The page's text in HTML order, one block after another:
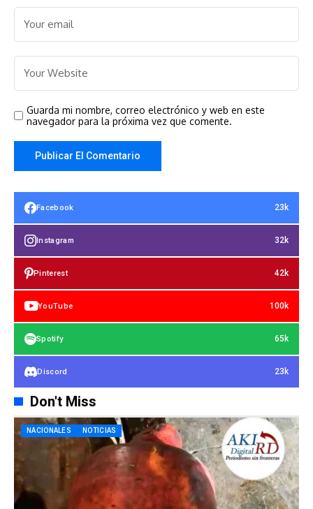
Guarda mi nombre, correo electrónico y web en este
navegador para la próxima vez que comente.
Facebook 23k
Instagram 32k
Pinterest 42k
YouTube 100k
Spotify 65k
Discord 23k
Don't Miss
NACIONALES NOTICIAS